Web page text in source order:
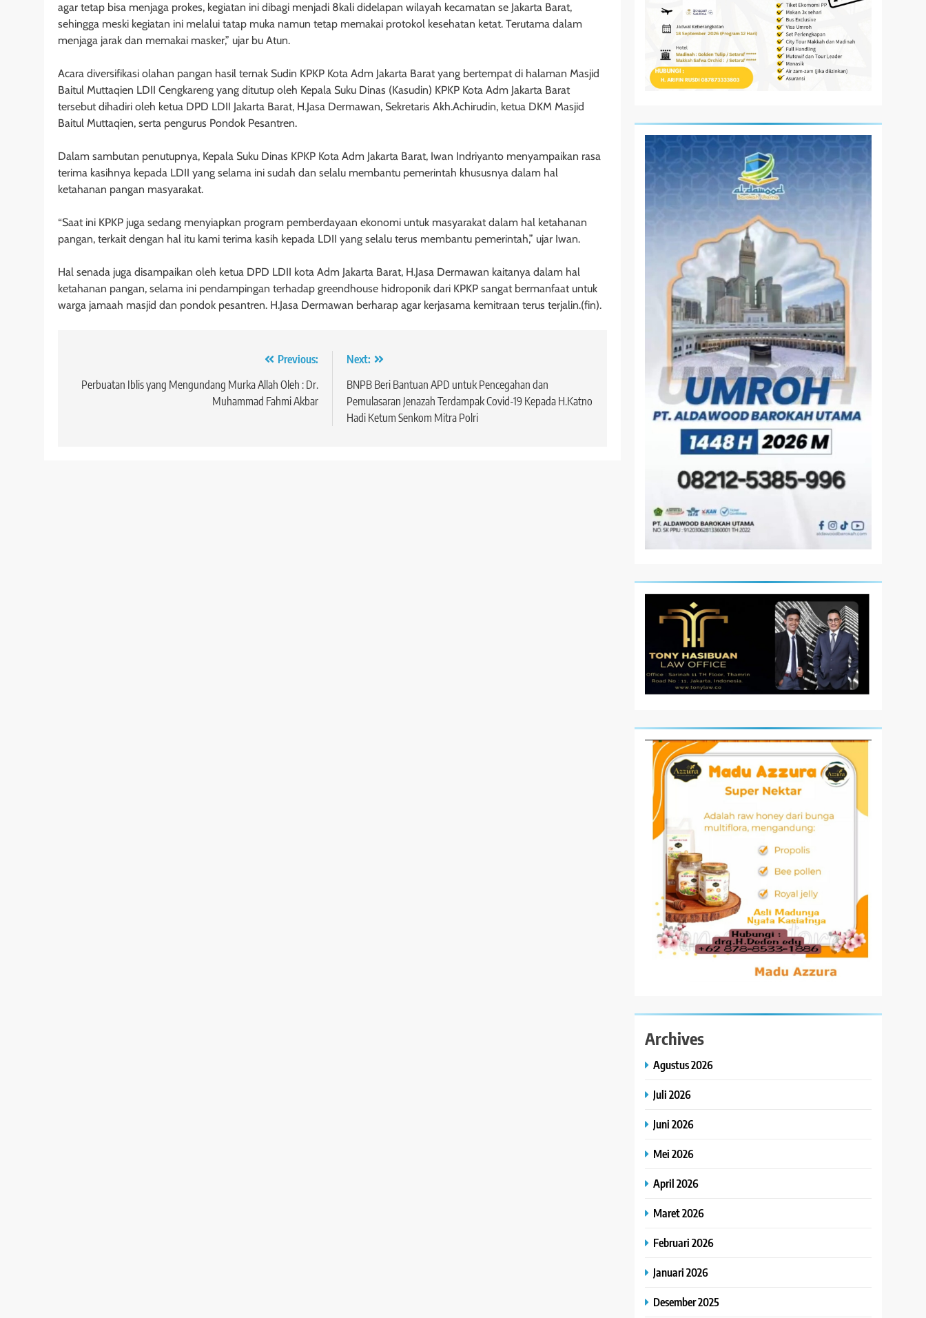
agar tetap bisa menjaga prokes, kegiatan ini dibagi menjadi 8kali didelapan wilayah kecamatan se Jakarta Barat,
sehingga meski kegiatan ini melalui tatap muka namun tetap memakai protokol kesehatan ketat. Terutama dalam
menjaga jarak dan memakai masker,” ujar bu Atun.
Acara diversifikasi olahan pangan hasil ternak Sudin KPKP Kota Adm Jakarta Barat yang bertempat di halaman Masjid
Baitul Muttaqien LDII Cengkareng yang ditutup oleh Kepala Suku Dinas (Kasudin) KPKP Kota Adm Jakarta Barat
tersebut dihadiri oleh ketua DPD LDII Jakarta Barat, H.Jasa Dermawan, Sekretaris Akh.Achirudin, ketua DKM Masjid
Baitul Muttaqien, serta pengurus Pondok Pesantren.
Dalam sambutan penutupnya, Kepala Suku Dinas KPKP Kota Adm Jakarta Barat, Iwan Indriyanto menyampaikan rasa
terima kasihnya kepada LDII yang selama ini sudah dan selalu membantu pemerintah khususnya dalam hal
ketahanan pangan masyarakat.
“Saat ini KPKP juga sedang menyiapkan program pemberdayaan ekonomi untuk masyarakat dalam hal ketahanan
pangan, terkait dengan hal itu kami terima kasih kepada LDII yang selalu terus membantu pemerintah,” ujar Iwan.
Hal senada juga disampaikan oleh ketua DPD LDII kota Adm Jakarta Barat, H.Jasa Dermawan kaitanya dalam hal
ketahanan pangan, selama ini pendampingan terhadap greendhouse hidroponik dari KPKP sangat bermanfaat untuk
warga jamaah masjid dan pondok pesantren. H.Jasa Dermawan berharap agar kerjasama kemitraan terus terjalin.(fin).
pos
Previous:
Perbuatan Iblis yang Mengundang Murka Allah Oleh : Dr.
Muhammad Fahmi Akbar
Next:
BNPB Beri Bantuan APD untuk Pencegahan dan
Pemulasaran Jenazah Terdampak Covid-19 Kepada H.Katno
Hadi Ketum Senkom Mitra Polri
Archives
Agustus 2026
Juli 2026
Juni 2026
Mei 2026
April 2026
Maret 2026
Februari 2026
Januari 2026
Desember 2025